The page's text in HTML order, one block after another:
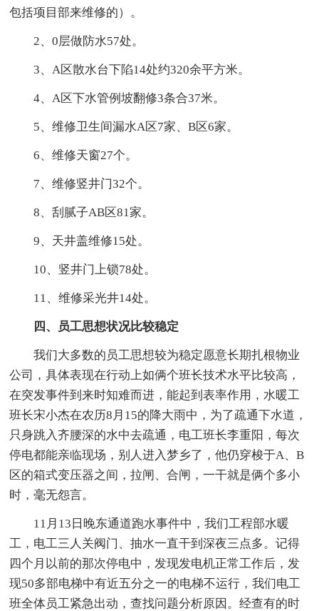
包括项目部来维修的）。
2、0层做防水57处。
3、A区散水台下陷14处约320余平方米。
4、A区下水管例坡翻修3条合37米。
5、维修卫生间漏水A区7家、B区6家。
6、维修天窗27个。
7、维修竖井门32个。
8、刮腻子AB区81家。
9、天井盖维修15处。
10、竖井门上锁78处。
11、维修采光井14处。
四、员工思想状况比较稳定
我们大多数的员工思想较为稳定愿意长期扎根物业
公司，具体表现在行动上如俩个班长技术水平比较高，
在突发事件到来时知难而进，能起到表率作用，水暖工
班长宋小杰在农历8月15的降大雨中，为了疏通下水道，
只身跳入齐腰深的水中去疏通，电工班长李重阳，每次
停电都能亲临现场，别人进入梦乡了，他仍穿梭于A、B
区的箱式变压器之间，拉闸、合闸，一干就是俩个多小
时，毫无怨言。
11月13日晚东通道跑水事件中，我们工程部水暖
工，电工三人关阀门、抽水一直干到深夜三点多。记得
四个月以前的那次停电中，发现发电机正常工作后，发
现50多部电梯中有近五分之一的电梯不运行，我们电工
班全体员工紧急出动，查找问题分析原因。经查有的时